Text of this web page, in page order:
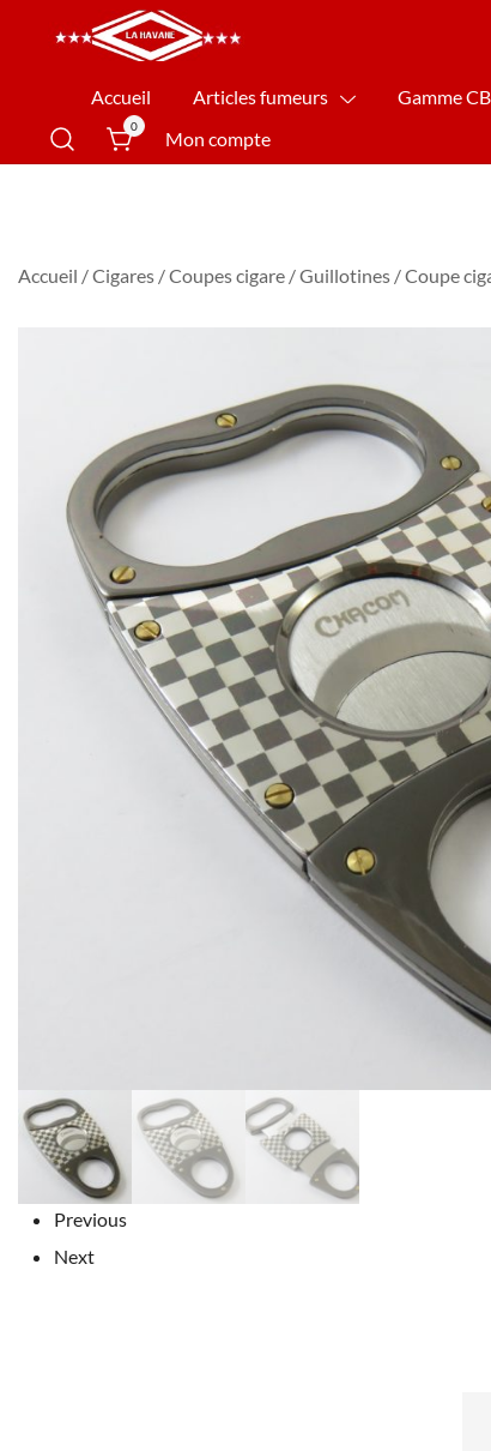
La Havane Nîmes
Accueil Articles fumeurs Gamme
0
Mon compte
Accueil /Cigares /Coupes cigare /Guillotines / Coupe
Previous
Next